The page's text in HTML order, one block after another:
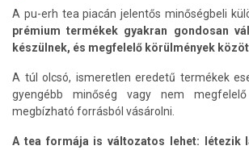
A pu-erh tea piacán jelentős minőségbeli
prémium termékek gyakran gondosan
készülnek, és megfelelő körülmények
A túl olcsó, ismeretlen eredetű termékek
gyengébb minőség vagy nem
megbízható forrásból vásárolni.
A tea formája is változatos lehet: létezik